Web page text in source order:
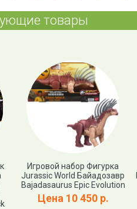
товары
Игровой набор Фигурка
Jurassic World Байадозавр
Bajadasaurus Epic Evolution
Цена 10 450 р.